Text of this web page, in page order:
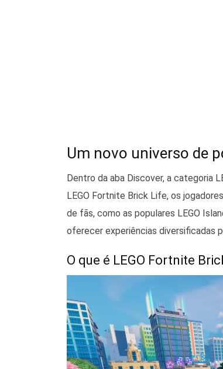
Um novo universo de
Dentro da aba Discover, a categoria
LEGO Fortnite Brick Life, os
de fãs, como as populares LEGO
oferecer experiências diversificadas
O que é LEGO Fortnite